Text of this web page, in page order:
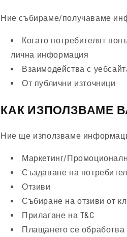
Ние събираме/получаваме
Когато потребителят
лична информация
Взаимодейства с
От публични източници
КАК ИЗПОЛЗВАМЕ
Ние ще използваме
Маркетинг/
Създаване на
Отзиви
Събиране на отзиви от
Прилагане на T&C
Плащането се обработва